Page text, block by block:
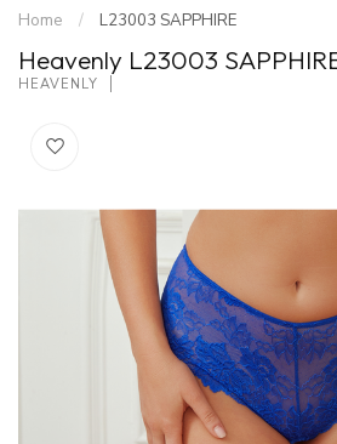
Home / L23003 SAPPHIRE
Heavenly L23003
HEAVENLY